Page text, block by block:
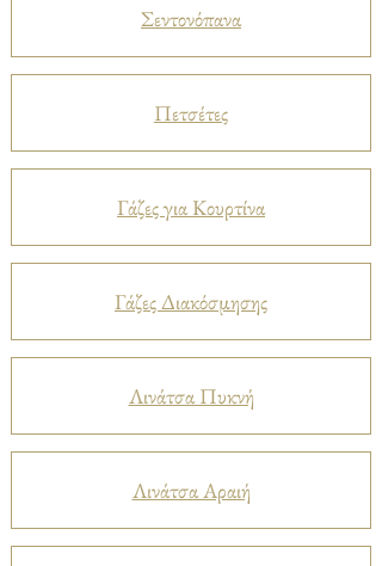
Σεντονόπανα
Πετσέτες
Γάζες για Κουρτίνα
Γάζες Διακόσμησης
Λινάτσα Πυκνή
Λινάτσα Αραιή